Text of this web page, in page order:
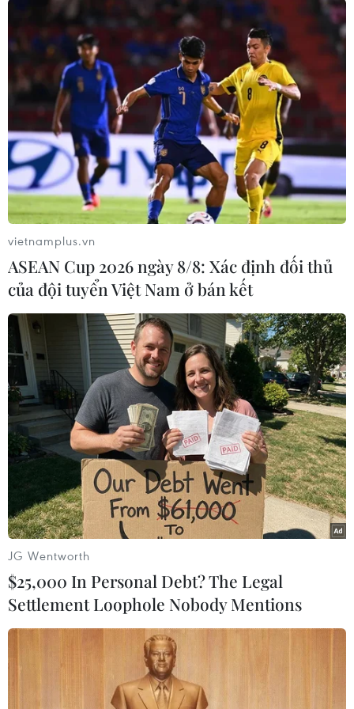
Indonesia," Huấn luyện viên người Đức tuyên
bố./.
(TTXVN/Vietnam+)
#Vòng loại World Cup 2026
#Đội tuyển Việt Nam
#Đội tuyển Philippines
#Michael Weiss
#AFC
Philippines
Theo dõi VietnamPlus
TIN LIÊN QUAN
vietnamplus.vn
ASEAN Cup 2026 ngày 8/8: Xác định đối thủ
của đội tuyển Việt Nam ở bán kết
JG Wentworth
$25,000 In Personal Debt? The Legal
Settlement Loophole Nobody Mentions